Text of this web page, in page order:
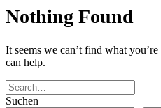
Nothing Found
It seems we can’t find what
can help.
Suchen